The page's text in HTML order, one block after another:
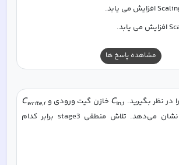
مشاهده پاسخ ها
در نظر بگیرید. Cin,i خازن گیت ورودی و Cwrite,i